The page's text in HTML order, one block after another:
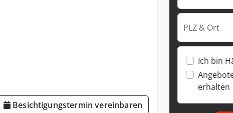
Besichtigungstermin vereinbaren
PLZ & Ort
Ich bin
erhalten